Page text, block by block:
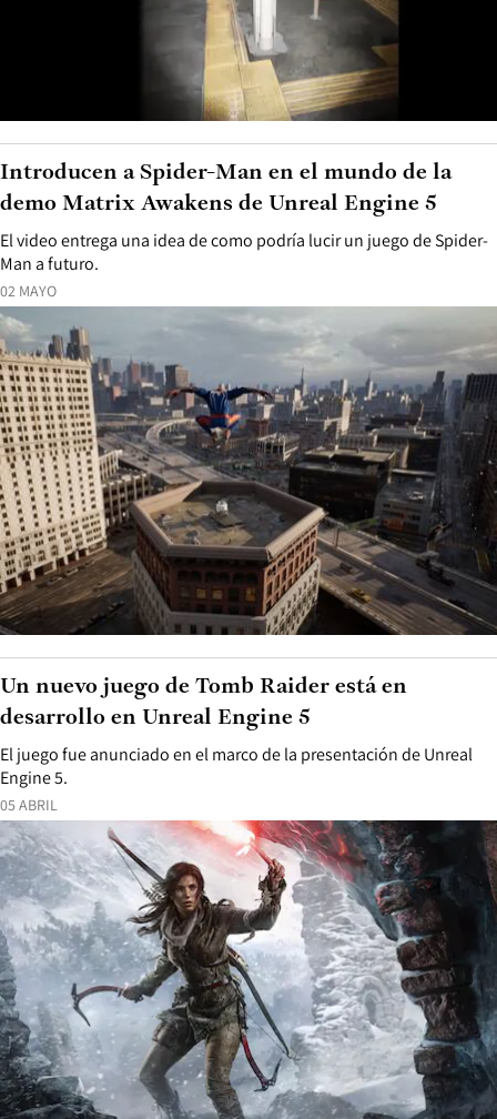
02 MAYO
El video entrega una idea de como podría lucir un juego de Spider-
Man a futuro.
Introducen a Spider-Man en el mundo de la
demo Matrix Awakens de Unreal Engine 5
05 ABRIL
El juego fue anunciado en el marco de la presentación de Unreal
Engine 5.
Un nuevo juego de Tomb Raider está en
desarrollo en Unreal Engine 5